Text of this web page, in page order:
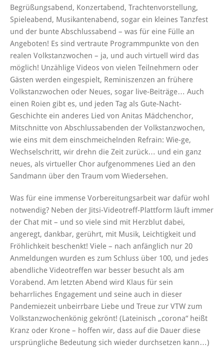
Begrüßungsabend, Konzertabend, Trachtenvorstellung,
Spieleabend, Musikantenabend, sogar ein kleines Tanzfest
und der bunte Abschlussabend – was für eine Fülle an
Angeboten! Es sind vertraute Programmpunkte von den
realen Volkstanzwochen – ja, und auch virtuell wird das
möglich! Unzählige Videos von vielen Teilnehmern oder
Gästen werden eingespielt, Reminiszenzen an frühere
Volkstanzwochen oder Neues, sogar live-Beiträge… Auch
einen Roien gibt es, und jeden Tag als Gute-Nacht-
Geschichte ein anderes Lied von Anitas Mädchenchor,
Mitschnitte von Abschlussabenden der Volkstanzwochen,
wie eins mit dem einschmeichelnden Refrain: Wie-ge,
Wechselschritt, wir drehn die Zeit zurück… und ein ganz
neues, als virtueller Chor aufgenommenes Lied an den
Sandmann über den Traum vom Wiedersehen.
Was für eine immense Vorbereitungsarbeit war dafür wohl
notwendig? Neben der Jitsi-Videotreff-Plattform läuft immer
der Chat mit – und so viele sind mit Herzblut dabei,
angeregt, dankbar, gerührt, mit Musik, Leichtigkeit und
Fröhlichkeit beschenkt! Viele – nach anfänglich nur 20
Anmeldungen wurden es zum Schluss über 100, und jedes
abendliche Videotreffen war besser besucht als am
Vorabend. Am letzten Abend wird Klaus für sein
beharrliches Engagement und seine auch in dieser
Pandemiezeit unbeirrbare Liebe und Treue zur VTW zum
Volkstanzwochenkönig gekrönt! (Lateinisch „corona“ heißt
Kranz oder Krone – hoffen wir, dass auf die Dauer diese
ursprüngliche Bedeutung sich wieder durchsetzen kann…)